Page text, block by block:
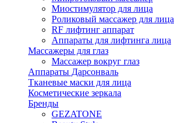
Миостимулятор для лица
Роликовый массажер для лица
RF лифтинг аппарат
Аппараты для лифтинга лица
Массажеры для глаз
Массажер вокруг глаз
Аппараты Дарсонваль
Тканевые маски для лица
Косметические зеркала
Бренды
GEZATONE